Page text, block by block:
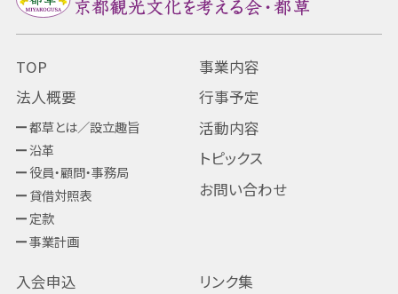
TOP
法人概要
都草とは／設立趣旨
沿革
役員・顧問・事務局
貸借対照表
定款
事業計画
事業内容
行事予定
活動内容
トピックス
お問い合わせ
入会申込
リンク集